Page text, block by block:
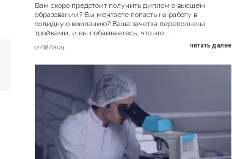
12/18/2024
Вам скоро предстоит получить диплом о высшем
образовании? Вы мечтаете попасть на работу в
солидную компанию? Ваша зачетка переполнена
тройками, и вы побаиваетесь, что это …
читать далее